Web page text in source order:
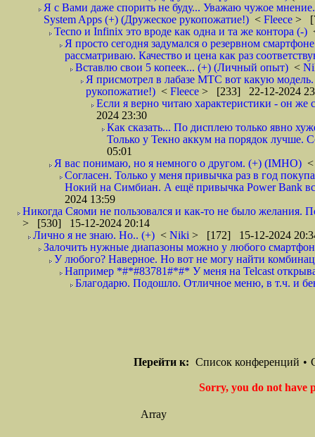
Я с Вами даже спорить не буду... Уважаю чужое
System Apps (+) (Дружеское рукопожатие!) < Fleece >
Tecno и Infinix это вроде как одна и та же контора (-)
Я просто сегодня задумался о резервном
рассматриваю. Качество и цена как раз
Вставлю свои 5 копеек... (+) (Личный опыт) <
Я присмотрел в лабазе МТС вот какую
рукопожатие!) < Fleece > [233] 22-12-2024
Если я верно читаю характеристики - он
2024 23:30
Как сказать... По дисплею только явно
Только у Текно аккум на порядок лучше.
05:01
Я вас понимаю, но я немного о другом. (+) (IMHO)
Согласен. Только у меня привычка раз в год
Нокий на Симбиан. А ещё привычка Power Bank
2024 13:59
Никогда Сяоми не пользовался и как-то не было
> [530] 15-12-2024 20:14
Лично я не знаю. Но.. (+) < Niki > [172] 15-12-2024
Залочить нужные диапазоны можно у любого
У любого? Наверное. Но вот не могу найти
Например *#*#83781#*#* У меня на Telcast
Благодарю. Подошло. Отличное меню, в т.ч. и
Перейти к: Список конференций •
Sorry, you do not have
Array